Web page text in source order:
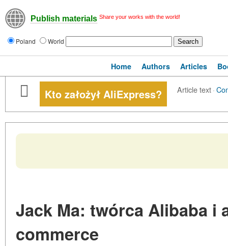
Publish materials Share your works with the world!
Poland World
Home Authors Articles
Kto założył AliExpress? Article text·
Jack Ma: twórca Alibaba i
commerce